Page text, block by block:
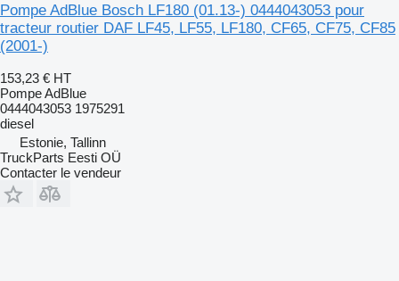
Pompe AdBlue Bosch LF180 (01.13-) 0444043053 pour
tracteur routier DAF LF45, LF55, LF180, CF65, CF75, CF85
(2001-)
153,23 € HT
Pompe AdBlue
0444043053 1975291
diesel
Estonie, Tallinn
TruckParts Eesti OÜ
Contacter le vendeur